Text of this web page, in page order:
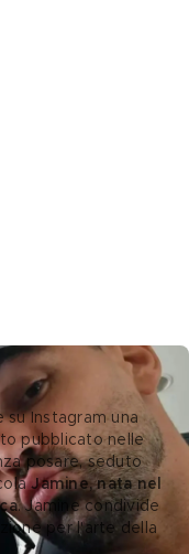
Instagram una
pubblicato nelle
posare, seduto
Jamine, nata nel
. Jamine condivide
per l'arte della